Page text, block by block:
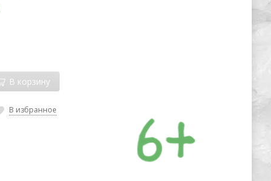
В корзину
В избранное